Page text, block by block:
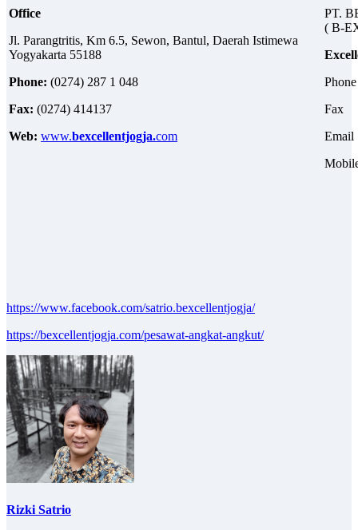
Office
Jl. Parangtritis, Km 6.5, Sewon, Bantul, Daerah Istimewa
Yogyakarta 55188
Phone: (0274) 287 1 048
Fax: (0274) 414137
Web: www.bexcellentjogja.com
PT.
( B-
Fax
https://www.facebook.com/satrio.bexcellentjogja/
https://bexcellentjogja.com/pesawat-angkat-angkut/
Rizki Satrio